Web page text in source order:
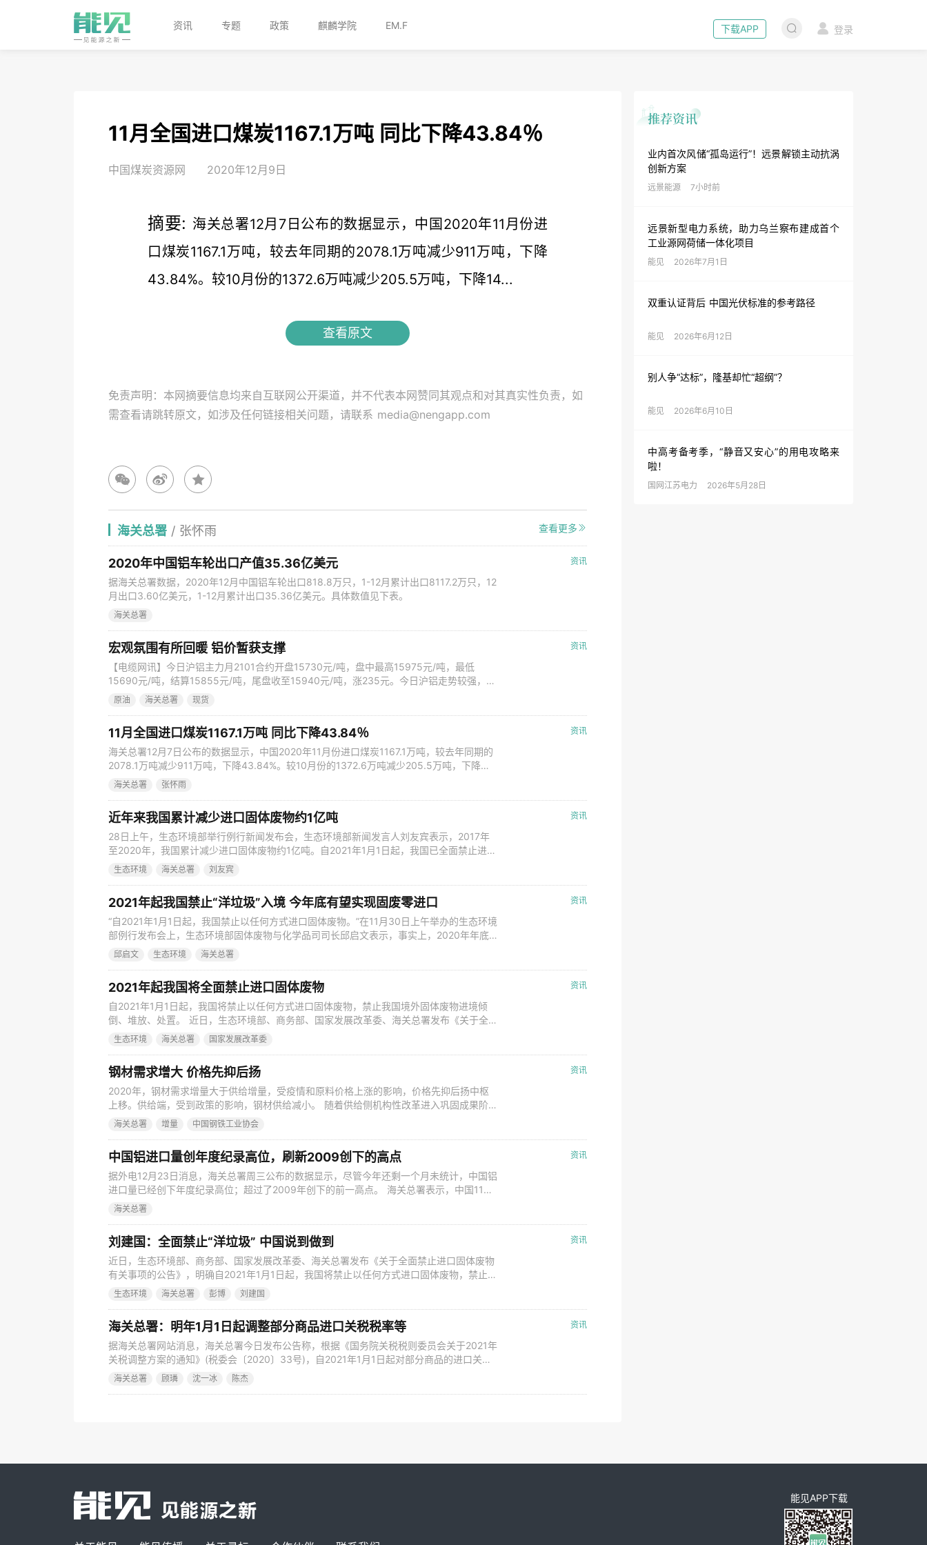
下载APP 登录
资讯 专题 政策 麒麟学院 EM.F
业内首次风储“孤岛运行”！远景解锁主动抗涡
创新方案
远景能源 7小时前
远景新型电力系统，助力乌兰察布建成首个
工业源网荷储一体化项目
能见 2026年7月1日
双重认证背后 中国光伏标准的参考路径
能见 2026年6月12日
别人争“达标”，隆基却忙“超纲”？
能见 2026年6月10日
中高考备考季，“静音又安心”的用电攻略来
啦！
国网江苏电力 2026年5月28日
11月全国进口煤炭1167.1万吨 同比下降43.84％
中国煤炭资源网 2020年12月9日
摘要: 海关总署12月7日公布的数据显示，中国2020年11月份进
口煤炭1167.1万吨，较去年同期的2078.1万吨减少911万吨，下降
43.84%。较10月份的1372.6万吨减少205.5万吨，下降14...
查看原文
免责声明：本网摘要信息均来自互联网公开渠道，并不代表本网赞同其观点和对其真实性负责，如
需查看请跳转原文，如涉及任何链接相关问题，请联系 media@nengapp.com
海关总署 / 张怀雨 查看更多
资讯
2020年中国铝车轮出口产值35.36亿美元
据海关总署数据，2020年12月中国铝车轮出口818.8万只，1-12月累计出口8117.2万只，12
月出口3.60亿美元，1-12月累计出口35.36亿美元。具体数值见下表。
海关总署
资讯
宏观氛围有所回暖 铝价暂获支撑
【电缆网讯】今日沪铝主力月2101合约开盘15730元/吨，盘中最高15975元/吨，最低
15690元/吨，结算15855元/吨，尾盘收至15940元/吨，涨235元。今日沪铝走势较强，中
国铝进口创下年度新高，不过库存处于较低水平，宏观氛围有所回暖，铝价暂获支撑。 外
原油 海关总署 现货
资讯
11月全国进口煤炭1167.1万吨 同比下降43.84％
海关总署12月7日公布的数据显示，中国2020年11月份进口煤炭1167.1万吨，较去年同期的
2078.1万吨减少911万吨，下降43.84%。较10月份的1372.6万吨减少205.5万吨，下降
14.97%。11月份煤炭进口额为67470万美元，同比下降57.82%，环比下降26.74%。据此推
海关总署 张怀雨
资讯
近年来我国累计减少进口固体废物约1亿吨
28日上午，生态环境部举行例行新闻发布会，生态环境部新闻发言人刘友宾表示，2017年
至2020年，我国累计减少进口固体废物约1亿吨。自2021年1月1日起，我国已全面禁止进口
固体废物。 刘友宾谈到，自2017年国务院印发《禁止洋垃圾入境推进固体废物进口管理制
生态环境 海关总署 刘友宾
资讯
2021年起我国禁止“洋垃圾”入境 今年底有望实现固废零进口
“自2021年1月1日起，我国禁止以任何方式进口固体废物。”在11月30日上午举办的生态环境
部例行发布会上，生态环境部固体废物与化学品司司长邱启文表示，事实上，2020年年底
前就有望实现固体废物零进口目标。 邱启文介绍，自2017年国务院印发《禁止洋垃圾入境
邱启文 生态环境 海关总署
资讯
2021年起我国将全面禁止进口固体废物
自2021年1月1日起，我国将禁止以任何方式进口固体废物，禁止我国境外固体废物进境倾
倒、堆放、处置。 近日，生态环境部、商务部、国家发展改革委、海关总署发布《关于全
面禁止进口固体废物有关事项的公告》。生态环境部固体废物与化学品司有关负责人说，近
生态环境 海关总署 国家发展改革委
资讯
钢材需求增大 价格先抑后扬
2020年，钢材需求增量大于供给增量，受疫情和原料价格上涨的影响，价格先抑后扬中枢
上移。供给端，受到政策的影响，钢材供给减小。 随着供给侧机构性改革进入巩固成果阶
段，落后产能被淘汰，新设备、新工艺上马，越来越多的钢铁企业更新环保设备，达到环保
海关总署 增量 中国钢铁工业协会
资讯
中国铝进口量创年度纪录高位，刷新2009创下的高点
据外电12月23日消息，海关总署周三公布的数据显示，尽管今年还剩一个月未统计，中国铝
进口量已经创下年度纪录高位；超过了2009年创下的前一高点。 海关总署表示，中国11月
进口了188,973吨未锻造的铝和铝制品。 根据计算，11月进口量较10月份下降了26.4%，
海关总署
资讯
刘建国：全面禁止“洋垃圾” 中国说到做到
近日，生态环境部、商务部、国家发展改革委、海关总署发布《关于全面禁止进口固体废物
有关事项的公告》，明确自2021年1月1日起，我国将禁止以任何方式进口固体废物，禁止我
国境外固体废物进境倾倒、堆放、处置。引发外媒关注。 英国《泰晤士报》称，2017年
生态环境 海关总署 彭博 刘建国
资讯
海关总署：明年1月1日起调整部分商品进口关税税率等
据海关总署网站消息，海关总署今日发布公告称，根据《国务院关税税则委员会关于2021年
关税调整方案的通知》(税委会〔2020〕33号)，自2021年1月1日起对部分商品的进口关税
税率等进行调整。 公告内容如下： 一、2021年调整方案主要内容 (一)调整进口关税税率。
海关总署 顾璘 沈一冰 陈杰
能见APP下载